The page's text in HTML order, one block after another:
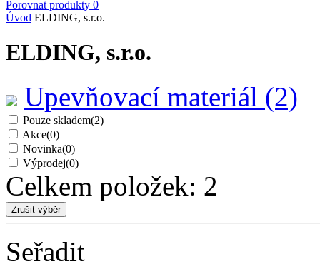
Porovnat produkty 0
Úvod ELDING, s.r.o.
ELDING, s.r.o.
Upevňovací materiál (2)
Pouze skladem(2)
Akce(0)
Novinka(0)
Výprodej(0)
Celkem položek: 2
Seřadit